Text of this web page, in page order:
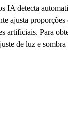
IA detecta
ajusta
artificiais. Para
de luz e